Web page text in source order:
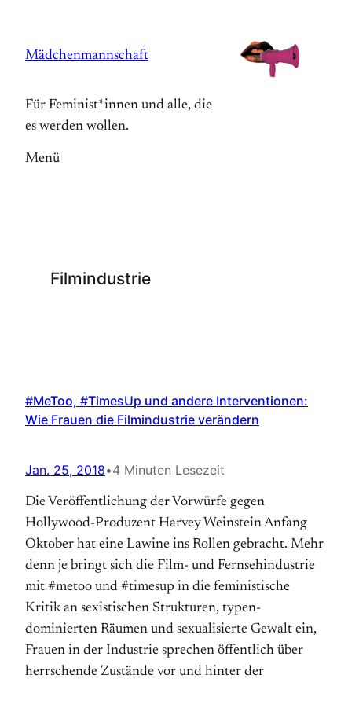
springen
Mädchenmannschaft
Für Feminist*innen und alle, die
es werden wollen.
Menü
Filmindustrie
#MeToo, #TimesUp und andere Interventionen:
Wie Frauen die Filmindustrie verändern
Jan. 25, 2018•4 Minuten Lesezeit
Die Veröffentlichung der Vorwürfe gegen
Hollywood-Produzent Harvey Weinstein Anfang
Oktober hat eine Lawine ins Rollen gebracht. Mehr
denn je bringt sich die Film- und Fernsehindustrie
mit #metoo und #timesup in die feministische
Kritik an sexistischen Strukturen, typen-
dominierten Räumen und sexualisierte Gewalt ein,
Frauen in der Industrie sprechen öffentlich über
herrschende Zustände vor und hinter der